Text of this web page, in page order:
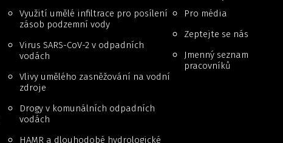
Využití umělé infiltrace pro posílení
zásob podzemní vody
Virus SARS-CoV-2 v odpadních
vodách
Vlivy umělého zasněžování na vodní
zdroje
Drogy v komunálních odpadních
vodách
HAMR a dlouhodobé hydrologické
Pro média
Zeptejte se nás
Jmenný seznam
pracovníků